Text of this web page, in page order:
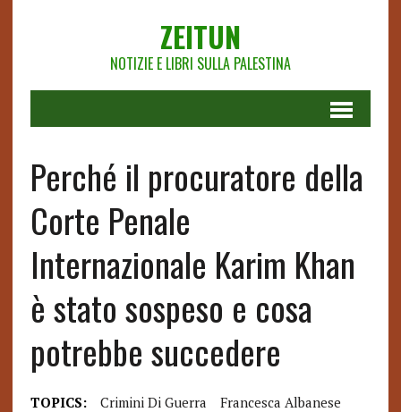
ZEITUN
NOTIZIE E LIBRI SULLA PALESTINA
Perché il procuratore della
Corte Penale
Internazionale Karim Khan
è stato sospeso e cosa
potrebbe succedere
TOPICS: Crimini Di Guerra
Francesca Albanese